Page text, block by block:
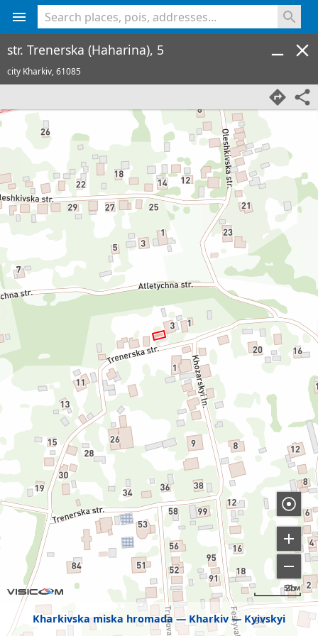
Kharkivska miska hromada Kharkiv Kyivskyi
50 м
str. Trenerska (Haharina), 5
city Kharkiv,61085
<% console.log(hcard) %>